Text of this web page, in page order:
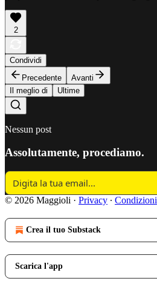
2
Condividi
Precedente
Avanti
Il meglio di
Ultime
Nessun post
Assolutamente, procediamo.
© 2026 Maggioli · Privacy ∙ Condizioni
Crea il tuo Substack
Scarica l'app